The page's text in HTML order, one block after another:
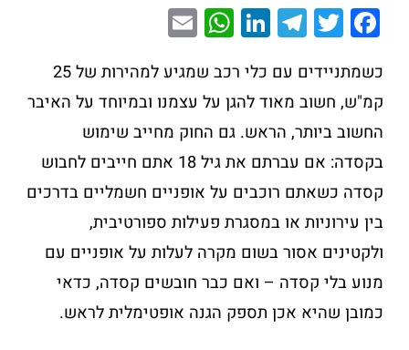
F
a
c
e
b
o
o
k
T
wi
tt
er
T
el
e
gr
a
m
Li
n
k
e
dI
n
W
h
at
s
A
p
p
ai
l
כשמתניידים עם כלי רכב שמגיע למהירות של 25
קמ"ש, חשוב מאוד להגן על עצמנו ובמיוחד על האיבר
החשוב ביותר, הראש. גם החוק מחייב שימוש
בקסדה: אם עברתם את גיל 18 אתם חייבים לחבוש
קסדה כשאתם רוכבים על אופניים חשמליים בדרכים
בין עירוניות או במסגרת פעילות ספורטיבית,
ולקטינים אסור בשום מקרה לעלות על אופניים עם
מנוע בלי קסדה – ואם כבר חובשים קסדה, כדאי
כמובן שהיא אכן תספק הגנה אופטימלית לראש.